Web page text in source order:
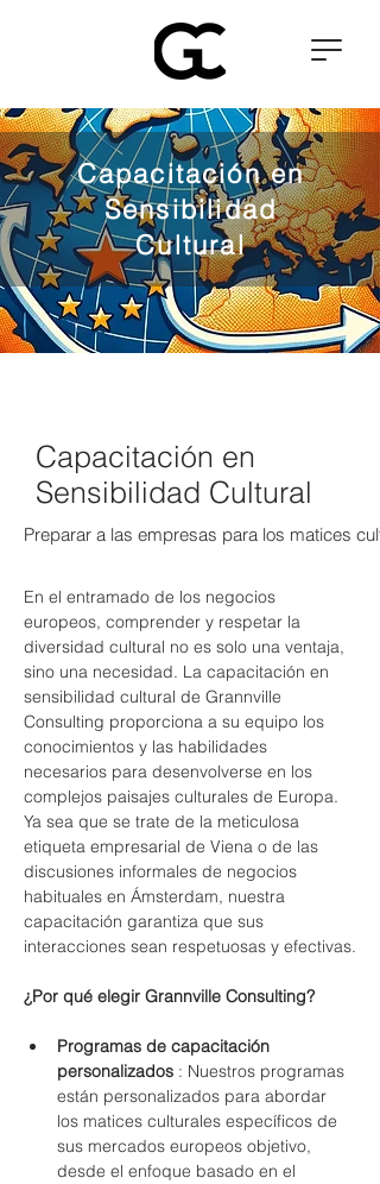
Capacitación en
Sensibilidad
Cultural
Capacitación en
Sensibilidad Cultural
Preparar a las empresas para los matices
En el entramado de los negocios
europeos, comprender y respetar la
diversidad cultural no es solo una ventaja,
sino una necesidad. La capacitación en
sensibilidad cultural de Grannville
Consulting proporciona a su equipo los
conocimientos y las habilidades
necesarios para desenvolverse en los
complejos paisajes culturales de Europa.
Ya sea que se trate de la meticulosa
etiqueta empresarial de Viena o de las
discusiones informales de negocios
habituales en Ámsterdam, nuestra
capacitación garantiza que sus
interacciones sean respetuosas y efectivas.
¿Por qué elegir Grannville Consulting?
Programas de capacitación
personalizados : Nuestros programas
están personalizados para abordar
los matices culturales específicos de
sus mercados europeos objetivo,
desde el enfoque basado en el